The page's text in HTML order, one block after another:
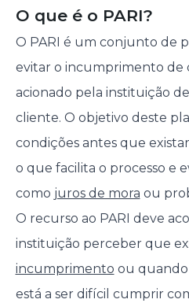
O que é o PARI?
O PARI é um conjunto de
evitar o incumprimento de
acionado pela instituição
cliente. O objetivo deste
condições antes que
o que facilita o processo e
como juros de mora ou
O recurso ao PARI deve
instituição perceber que
incumprimento ou
está a ser difícil cumprir